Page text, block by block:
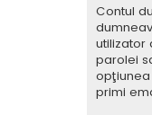
Contul
utilizator
parolei
primi